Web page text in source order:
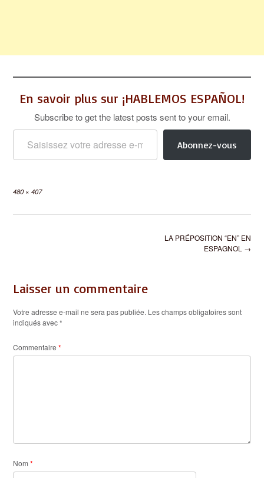
En savoir plus sur ¡HABLEMOS ESPAÑOL!
Subscribe to get the latest posts sent to your email.
Saisissez votre adresse e-mail…
Abonnez-vous
Full
480 × 407
LA PRÉPOSITION “EN” EN
ESPAGNOL →
Laisser un commentaire
Votre adresse e-mail ne sera pas publiée. Les champs obligatoires sont
indiqués avec*
Commentaire *
Nom *